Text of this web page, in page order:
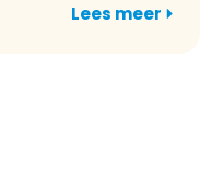
Lees meer